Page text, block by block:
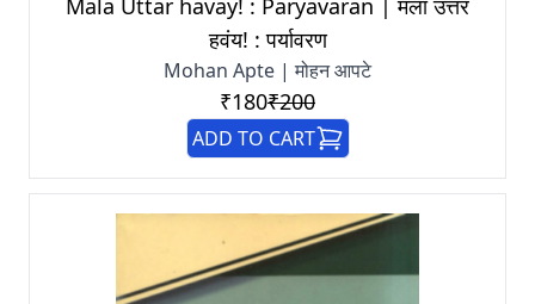
Mala Uttar havay! : Paryavaran | मला उत्तर
हवंय! : पर्यावरण
Mohan Apte | मोहन आपटे
₹180₹200
ADD TO CART